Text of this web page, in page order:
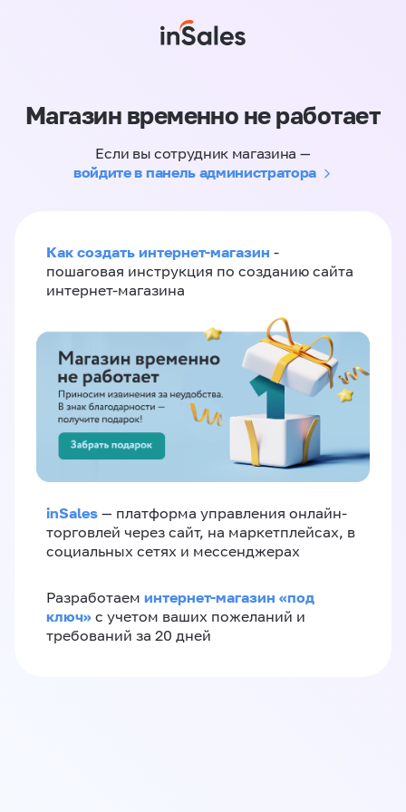
Магазин временно не работает
Если вы сотрудник магазина —
войдите в панель администратора
Как создать интернет-магазин -
пошаговая инструкция по созданию сайта
интернет-магазина
inSales — платформа управления онлайн-
торговлей через сайт, на маркетплейсах, в
социальных сетях и мессенджерах
Разработаем интернет-магазин «‎под
ключ»‎ с учетом ваших пожеланий и
требований за 20 дней